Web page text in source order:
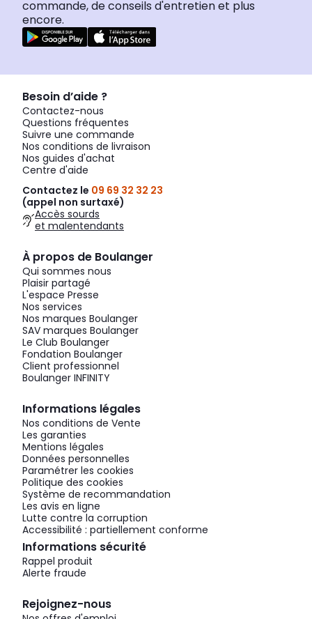
commande, de conseils d'entretien et plus
encore.
Besoin d’aide ?
Contactez-nous
Questions fréquentes
Suivre une commande
Nos conditions de livraison
Nos guides d'achat
Centre d'aide
Contactez le 09 69 32 32 23
(appel non surtaxé)
Accès sourds
et malentendants
À propos de Boulanger
Qui sommes nous
Plaisir partagé
L'espace Presse
Nos services
Nos marques Boulanger
SAV marques Boulanger
Le Club Boulanger
Fondation Boulanger
Client professionnel
Boulanger INFINITY
Informations légales
Nos conditions de Vente
Les garanties
Mentions légales
Données personnelles
Paramétrer les cookies
Politique des cookies
Système de recommandation
Les avis en ligne
Lutte contre la corruption
Accessibilité : partiellement conforme
Informations sécurité
Rappel produit
Alerte fraude
Rejoignez-nous